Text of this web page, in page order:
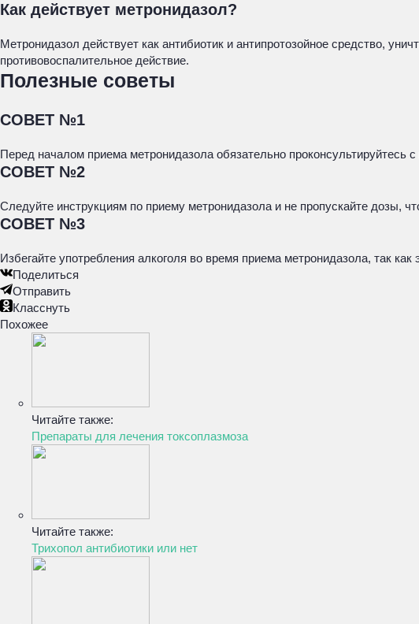
Как действует метронидазол?
Метронидазол действует как антибиотик и антипротозойное средство,
противовоспалительное действие.
Полезные советы
СОВЕТ №1
Перед началом приема метронидазола обязательно
СОВЕТ №2
Следуйте инструкциям по приему метронидазола и не пропускайте дозы,
СОВЕТ №3
Избегайте употребления алкоголя во время приема метронидазола, так
Поделиться
Отправить
Класснуть
Похожее
Читайте также:
Препараты для лечения токсоплазмоза
Читайте также:
Трихопол антибиотики или нет